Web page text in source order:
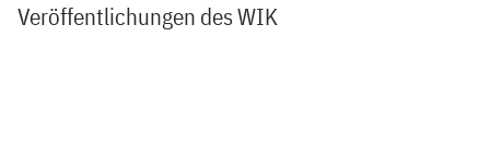
Veröffentlichungen des WIK